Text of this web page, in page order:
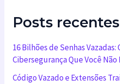
Posts recentes
16 Bilhões de Senhas Vazadas:
Cibersegurança Que Você
Código Vazado e Extensões